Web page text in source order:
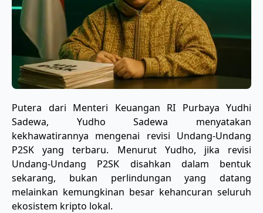
Putera dari Menteri Keuangan RI Purbaya Yudhi
Sadewa, Yudho Sadewa menyatakan
kekhawatirannya mengenai revisi Undang-Undang
P2SK yang terbaru. Menurut Yudho, jika revisi
Undang‑Undang P2SK disahkan dalam bentuk
sekarang, bukan perlindungan yang datang
melainkan kemungkinan besar kehancuran seluruh
ekosistem kripto lokal.